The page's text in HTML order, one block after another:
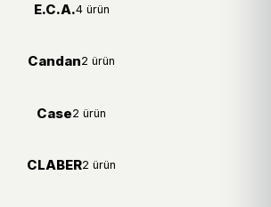
E.C.A.4 ürün
Candan2 ürün
Case2 ürün
CLABER2 ürün